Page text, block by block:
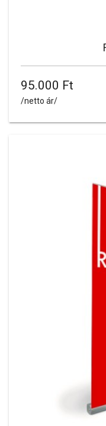
95.000 Ft
/netto ár/